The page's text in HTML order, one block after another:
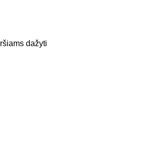
dažyti